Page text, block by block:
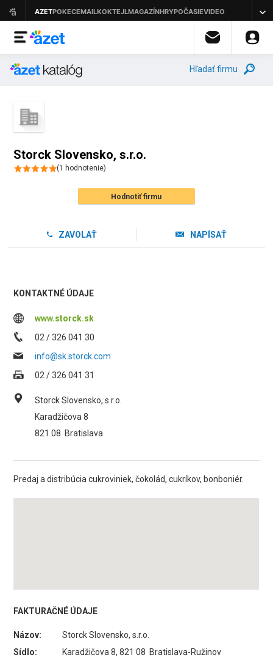
Hľadať firmu
Storck Slovensko, s.r.o.
(1 hodnotenie)
Hodnotiť firmu
ZAVOLAŤ NAPÍSAŤ
KONTAKTNÉ ÚDAJE
www.storck.sk
02 / 326 041 30
info@sk.storck.com
02 / 326 041 31
Storck Slovensko, s.r.o.
Karadžičova 8
821 08 Bratislava
Predaj a distribúcia cukroviniek, čokolád, cukríkov, bonboniér.
FAKTURAČNÉ ÚDAJE
Názov:
Storck Slovensko, s.r.o.
Sídlo:
Karadžičova 8, 821 08 Bratislava-Ružinov